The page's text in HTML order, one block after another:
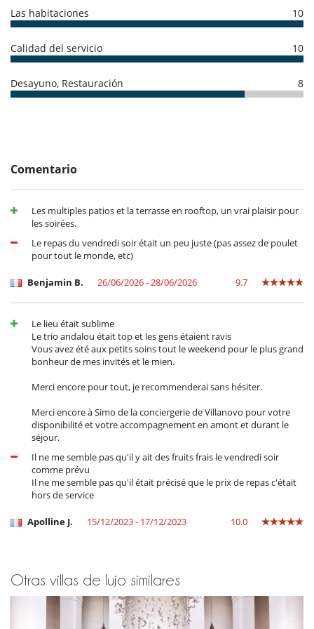
Las habitaciones 10
Calidad del servicio 10
Desayuno, Restauración 8
Comentario
Les multiples patios et la terrasse en rooftop, un vrai plaisir pour
les soirées.
Le repas du vendredi soir était un peu juste (pas assez de poulet
pour tout le monde, etc)
Benjamin B. 26/06/2026 - 28/06/2026 9.7
Le lieu était sublime
Le trio andalou était top et les gens étaient ravis
Vous avez été aux petits soins tout le weekend pour le plus grand
bonheur de mes invités et le mien.
Merci encore pour tout, je recommenderai sans hésiter.
Merci encore à Simo de la conciergerie de Villanovo pour votre
disponibilité et votre accompagnement en amont et durant le
séjour.
Il ne me semble pas qu'il y ait des fruits frais le vendredi soir
comme prévu
Il ne me semble pas qu'il était précisé que le prix de repas c'était
hors de service
Apolline J. 15/12/2023 - 17/12/2023 10.0
Otras villas de lujo similares